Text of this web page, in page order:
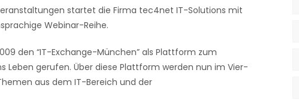
startet die Firma tec4net IT-Solutions mit
Webinar-Reihe.
den “IT-Exchange-München” als Plattform zum
Leben gerufen. Über diese Plattform werden nun im Vier-
aus dem IT-Bereich und der